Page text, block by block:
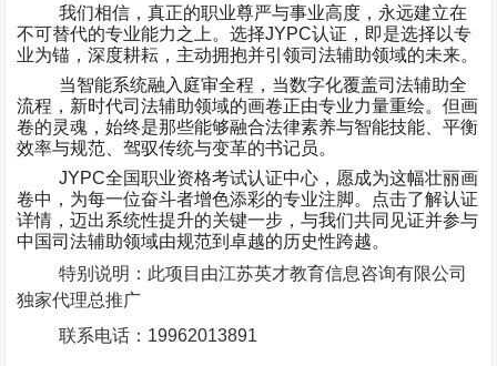
我们相信，真正的职业尊严与事业高度，永远建立在
不可替代的专业能力之上。选择JYPC认证，即是选择以专
业为锚，深度耕耘，主动拥抱并引领司法辅助领域的未来。
当智能系统融入庭审全程，当数字化覆盖司法辅助全
流程，新时代司法辅助领域的画卷正由专业力量重绘。但画
卷的灵魂，始终是那些能够融合法律素养与智能技能、平衡
效率与规范、驾驭传统与变革的书记员。
JYPC全国职业资格考试认证中心，愿成为这幅壮丽画
卷中，为每一位奋斗者增色添彩的专业注脚。点击了解认证
详情，迈出系统性提升的关键一步，与我们共同见证并参与
中国司法辅助领域由规范到卓越的历史性跨越。
特别说明：此项目由江苏英才教育信息咨询有限公司
独家代理总推广
联系电话： 19962013891